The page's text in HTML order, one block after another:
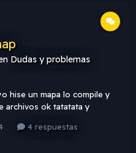
Dudas y problemas
hise un mapa lo compile y
archivos ok tatatata y
saver como se me
mañana y se me hiso dificil
4 respuestas